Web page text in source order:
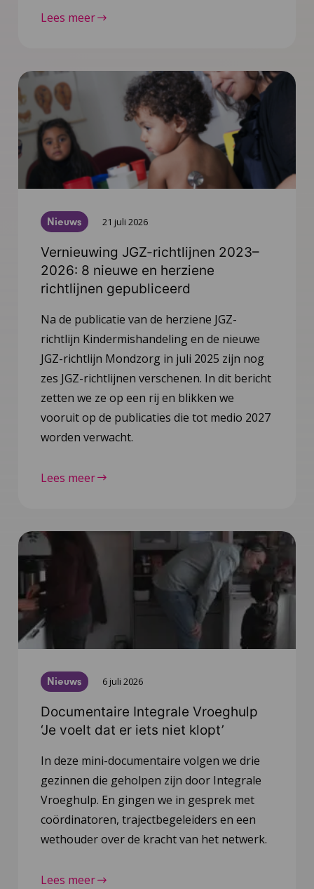
Lees meer
Nieuws 21 juli 2026
Vernieuwing JGZ-richtlijnen 2023–
2026: 8 nieuwe en herziene
richtlijnen gepubliceerd
Na de publicatie van de herziene JGZ-
richtlijn Kindermishandeling en de nieuwe
JGZ-richtlijn Mondzorg in juli 2025 zijn nog
zes JGZ-richtlijnen verschenen. In dit bericht
zetten we ze op een rij en blikken we
vooruit op de publicaties die tot medio 2027
worden verwacht.
Lees meer
Nieuws 6 juli 2026
Documentaire Integrale Vroeghulp
‘Je voelt dat er iets niet klopt’
In deze mini-documentaire volgen we drie
gezinnen die geholpen zijn door Integrale
Vroeghulp. En gingen we in gesprek met
coördinatoren, trajectbegeleiders en een
wethouder over de kracht van het netwerk.
Lees meer